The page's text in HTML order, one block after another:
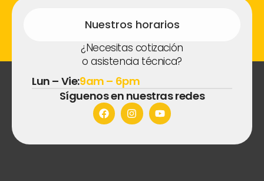
s.
Nuestros horarios
¿Necesitas cotización
o asistencia técnica?
Lun – Vie:9am – 6pm
Síguenos en nuestras redes